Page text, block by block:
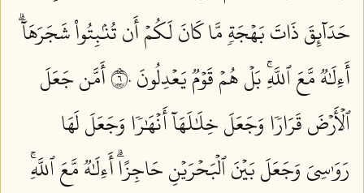
حَدَآئِقَ ذَاتَ بَهۡجَةٖ مَّا كَانَ لَكُمۡ أَن تُنۢبِتُواْ شَجَرَهَآۗ
أَءِلَٰهٞ مَّعَ ٱللَّهِۚ بَلۡ هُمۡ قَوۡمٞ يَعۡدِلُونَ ٦٠
أَمَّن جَعَلَ
ٱلۡأَرۡضَ قَرَارٗا وَجَعَلَ خِلَٰلَهَآ أَنۡهَٰرٗا وَجَعَلَ لَهَا
رَوَٰسِيَ وَجَعَلَ بَيۡنَ ٱلۡبَحۡرَيۡنِ حَاجِزًاۗ أَءِلَٰهٞ مَّعَ ٱللَّهِۚ